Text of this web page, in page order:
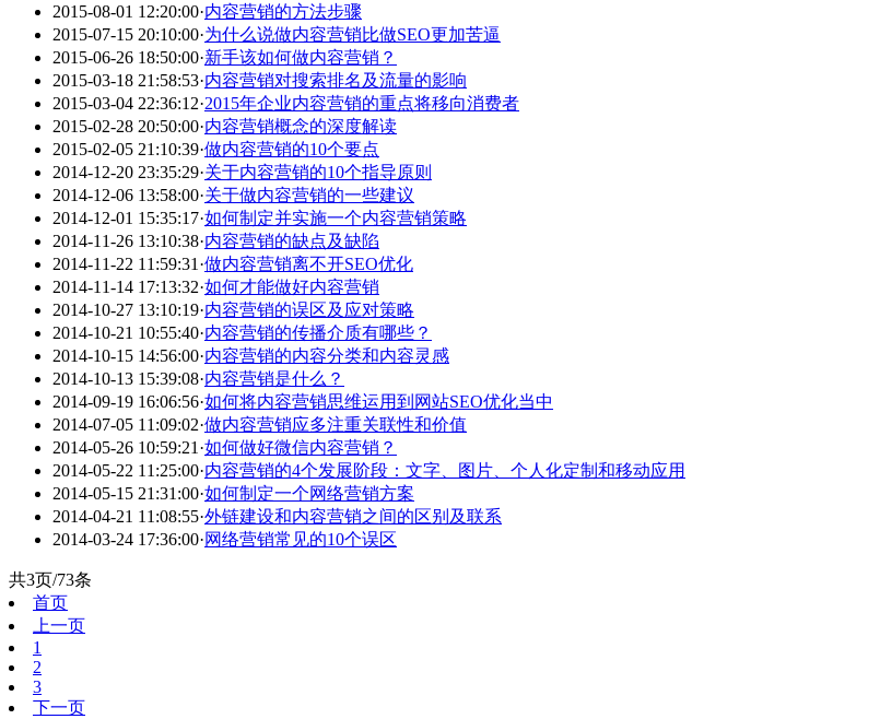
2015-08-01 12:20:00·内容营销的方法步骤
2015-07-15 20:10:00·为什么说做内容营销比做SEO更加苦逼
2015-06-26 18:50:00·新手该如何做内容营销？
2015-03-18 21:58:53·内容营销对搜索排名及流量的影响
2015-03-04 22:36:12·2015年企业内容营销的重点将移向消费者
2015-02-28 20:50:00·内容营销概念的深度解读
2015-02-05 21:10:39·做内容营销的10个要点
2014-12-20 23:35:29·关于内容营销的10个指导原则
2014-12-06 13:58:00·关于做内容营销的一些建议
2014-12-01 15:35:17·如何制定并实施一个内容营销策略
2014-11-26 13:10:38·内容营销的缺点及缺陷
2014-11-22 11:59:31 ·做内容营销离不开SEO优化
2014-11-14 17:13:32·如何才能做好内容营销
2014-10-27 13:10:19·内容营销的误区及应对策略
2014-10-21 10:55:40·内容营销的传播介质有哪些？
2014-10-15 14:56:00·内容营销的内容分类和内容灵感
2014-10-13 15:39:08·内容营销是什么？
2014-09-19 16:06:56·如何将内容营销思维运用到网站SEO优化当中
2014-07-05 11:09:02·做内容营销应多注重关联性和价值
2014-05-26 10:59:21 ·如何做好微信内容营销？
2014-05-22 11:25:00·内容营销的4个发展阶段：文字、图片、个人化定制和移动应用
2014-05-15 21:31:00·如何制定一个网络营销方案
2014-04-21 11:08:55·外链建设和内容营销之间的区别及联系
2014-03-24 17:36:00·网络营销常见的10个误区
共3页/73条
首页
上一页
1
2
3
下一页